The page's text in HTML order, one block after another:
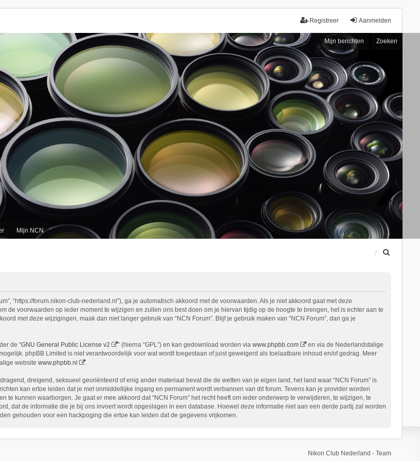
Aanmelden
Registreer
Mijn berichten Zoeken
Mijn NCN
“https://forum.nikon-club-nederland.nl”), ga je automatisch akkoord met de voorwaarden. Als je niet akkoord gaat met deze
de voorwaarden op ieder moment te wijzigen en zullen ons best doen om je hiervan tijdig op de hoogte te brengen, het is echter aan te
met deze wijzigingen, maak dan niet langer gebruik van “NCN Forum”. Blijf je gebruik maken van “NCN Forum”, dan ga je
de “GNU General Public License v2 ” (hierna “GPL”) en kan gedownload worden via www.phpbb.com
en via de Nederlandstalige
phpBB Limited is niet verantwoordelijk voor wat wordt toegestaan of juist geweigerd als toelaatbare inhoud en/of gedrag. Meer
website www.phpbb.nl .
dreigend, seksueel georiënteerd of enig ander materiaal bevat die de wetten van je eigen land, het land waar “NCN Forum” is
kan ertoe leiden dat je met onmiddellijke ingang en permanent wordt verbannen van dit forum. Tevens kan je provider worden
kunnen waarborgen. Je gaat er mee akkoord dat “NCN Forum” het recht heeft om ieder onderwerp te verwijderen, te wijzigen, te
dat de informatie die je bij ons invoert wordt opgeslagen in een database. Hoewel deze informatie niet aan een derde partij zal worden
gehouden voor een hackpoging die ertoe kan leiden dat de gegevens vrijkomen.
Nikon Club Nederland - Team